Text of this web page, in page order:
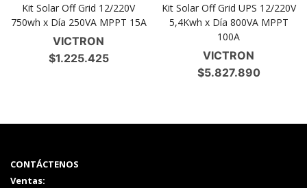
Kit Solar Off Grid 12/220V
750wh x Día 250VA MPPT 15A
VICTRON
$1.225.425
Kit Solar Off Grid UPS 12/220V
5,4Kwh x Día 800VA MPPT
100A
VICTRON
$5.827.890
CONTÁCTENOS
Ventas: